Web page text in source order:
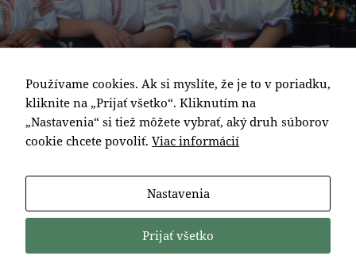
Používame cookies. Ak si myslíte, že je to v poriadku,
kliknite na „Prijať všetko“. Kliknutím na
„Nastavenia“ si tiež môžete vybrať, aký druh súborov
cookie chcete povoliť. Viac informácií
Nastavenia
Prijať všetko